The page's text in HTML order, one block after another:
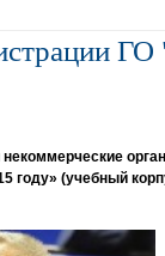
ГО
году» (учебный